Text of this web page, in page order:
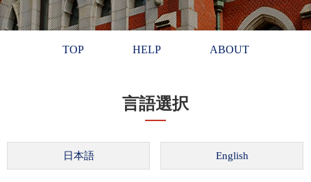
TOP HELP ABOUT
言語選択